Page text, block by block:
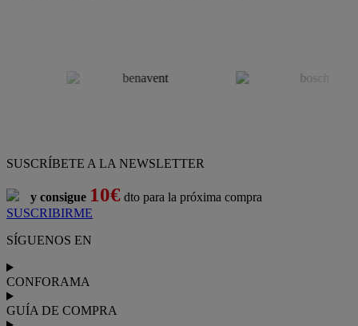
SUSCRÍBETE A LA NEWSLETTER
y consigue 10€ dto para la próxima compra
SUSCRIBIRME
SÍGUENOS EN
CONFORAMA
GUÍA DE COMPRA